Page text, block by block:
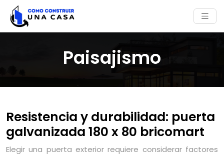
Paisajismo
Resistencia y durabilidad: puerta
galvanizada 180 x 80 bricomart
Elegir una puerta exterior requiere considerar factores